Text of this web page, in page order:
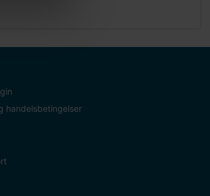
handelsbetingelser